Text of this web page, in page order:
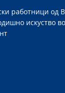
работници од
искуство во